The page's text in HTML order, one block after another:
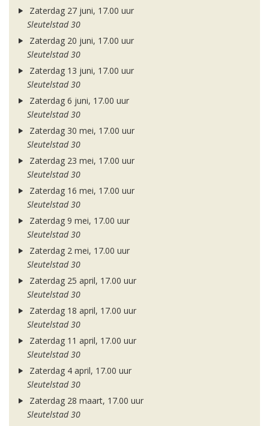
Zaterdag 27 juni, 17.00 uur
Sleutelstad 30
Zaterdag 20 juni, 17.00 uur
Sleutelstad 30
Zaterdag 13 juni, 17.00 uur
Sleutelstad 30
Zaterdag 6 juni, 17.00 uur
Sleutelstad 30
Zaterdag 30 mei, 17.00 uur
Sleutelstad 30
Zaterdag 23 mei, 17.00 uur
Sleutelstad 30
Zaterdag 16 mei, 17.00 uur
Sleutelstad 30
Zaterdag 9 mei, 17.00 uur
Sleutelstad 30
Zaterdag 2 mei, 17.00 uur
Sleutelstad 30
Zaterdag 25 april, 17.00 uur
Sleutelstad 30
Zaterdag 18 april, 17.00 uur
Sleutelstad 30
Zaterdag 11 april, 17.00 uur
Sleutelstad 30
Zaterdag 4 april, 17.00 uur
Sleutelstad 30
Zaterdag 28 maart, 17.00 uur
Sleutelstad 30